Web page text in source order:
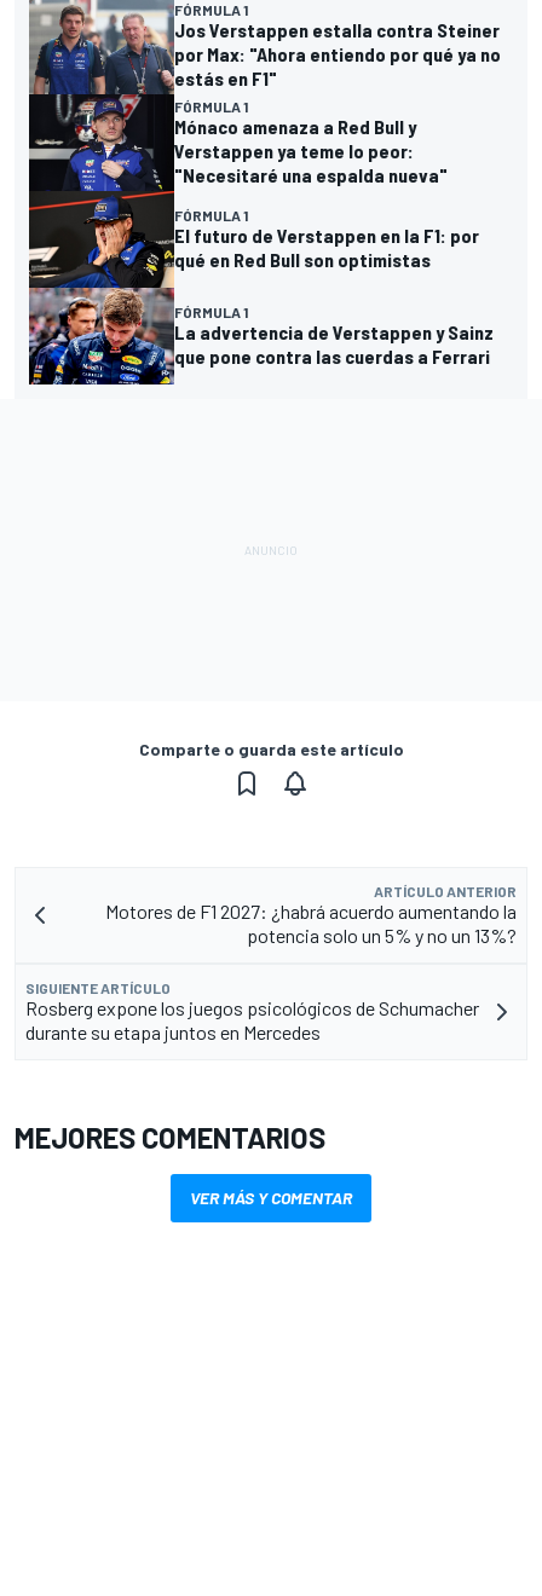
FÓRMULA 1
Jos Verstappen estalla contra Steiner
por Max: "Ahora entiendo por qué ya no
estás en F1"
FÓRMULA 1
Mónaco amenaza a Red Bull y
Verstappen ya teme lo peor:
"Necesitaré una espalda nueva"
FÓRMULA 1
El futuro de Verstappen en la F1: por
qué en Red Bull son optimistas
FÓRMULA 1
La advertencia de Verstappen y Sainz
que pone contra las cuerdas a Ferrari
Comparte o guarda este artículo
ARTÍCULO ANTERIOR
Motores de F1 2027: ¿habrá acuerdo aumentando la
potencia solo un 5% y no un 13%?
SIGUIENTE ARTÍCULO
Rosberg expone los juegos psicológicos de Schumacher
durante su etapa juntos en Mercedes
MEJORES COMENTARIOS
VER MÁS Y COMENTAR